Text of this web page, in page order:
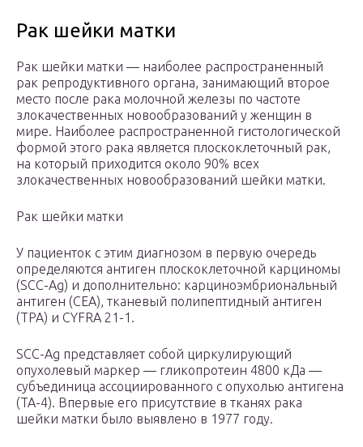
Рак шейки матки
Рак шейки матки — наиболее распространенный
рак репродуктивного органа, занимающий второе
место после рака молочной железы по частоте
злокачественных новообразований у женщин в
мире. Наиболее распространенной гистологической
формой этого рака является плоскоклеточный рак,
на который приходится около 90% всех
злокачественных новообразований шейки матки.
Рак шейки матки
У пациенток с этим диагнозом в первую очередь
определяются антиген плоскоклеточной карциномы
(SCC-Ag) и дополнительно: карциноэмбриональный
антиген (CEA), тканевый полипептидный антиген
(TPA) и CYFRA 21-1.
SCC-Ag представляет собой циркулирующий
опухолевый маркер — гликопротеин 4800 кДа —
субъединица ассоциированного с опухолью антигена
(TA-4). Впервые его присутствие в тканях рака
шейки матки было выявлено в 1977 году.